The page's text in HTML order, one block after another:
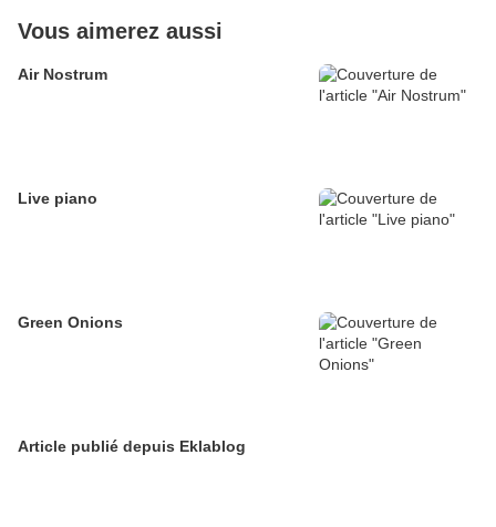
Vous aimerez aussi
Air Nostrum
Live piano
Green Onions
Article publié depuis Eklablog